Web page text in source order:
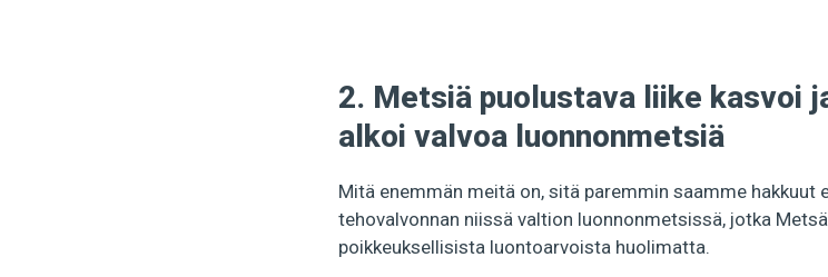
2. Metsiä puolustava liike kasvoi
alkoi valvoa luonnonmetsiä
Mitä enemmän meitä on, sitä paremmin saamme hakkuut
tehovalvonnan niissä valtion luonnonmetsissä, jotka
poikkeuksellisista luontoarvoista huolimatta.